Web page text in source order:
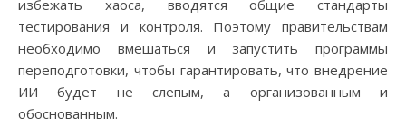
избежать хаоса, вводятся общие стандарты
тестирования и контроля. Поэтому правительствам
необходимо вмешаться и запустить программы
переподготовки, чтобы гарантировать, что внедрение
ИИ будет не слепым, а организованным и
обоснованным.